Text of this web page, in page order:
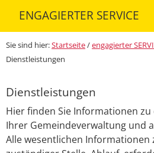
ENGAGIERTER SERVICE
Sie sind hier:Startseite/engagierter
Dienstleistungen
Dienstleistungen
Hier finden Sie Informationen
Ihrer Gemeindeverwaltung und
Alle wesentlichen Informationen